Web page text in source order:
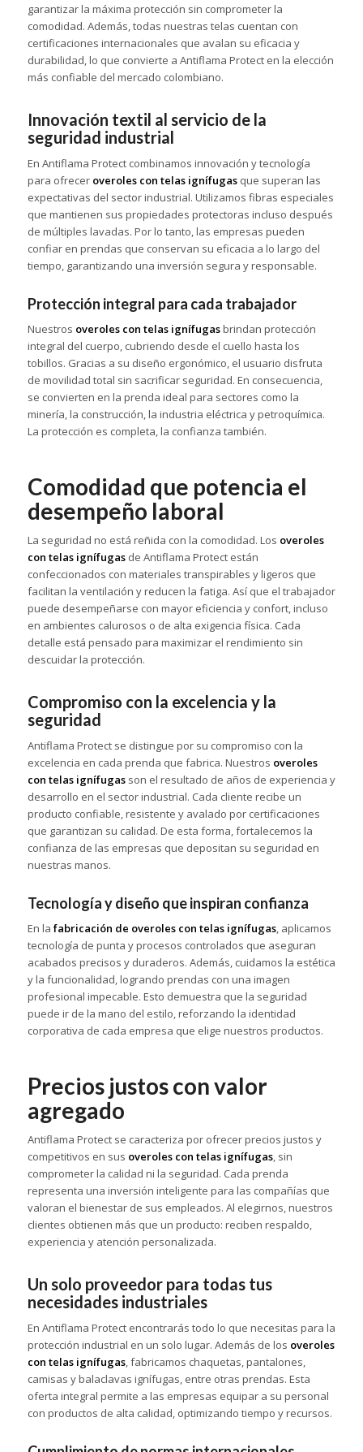
garantizar la máxima protección sin comprometer la
comodidad. Además, todas nuestras telas cuentan con
certificaciones internacionales que avalan su eficacia y
durabilidad, lo que convierte a Antiflama Protect en la elección
más confiable del mercado colombiano.
Innovación textil al servicio de la
seguridad industrial
En Antiflama Protect combinamos innovación y tecnología
para ofrecer overoles con telas ignífugasque superan las
expectativas del sector industrial. Utilizamos fibras especiales
que mantienen sus propiedades protectoras incluso después
de múltiples lavadas. Por lo tanto, las empresas pueden
confiar en prendas que conservan su eficacia a lo largo del
tiempo, garantizando una inversión segura y responsable.
Protección integral para cada trabajador
Nuestros overoles con telas ignífugasbrindan protección
integral del cuerpo, cubriendo desde el cuello hasta los
tobillos. Gracias a su diseño ergonómico, el usuario disfruta
de movilidad total sin sacrificar seguridad. En consecuencia,
se convierten en la prenda ideal para sectores como la
minería, la construcción, la industria eléctrica y petroquímica.
La protección es completa, la confianza también.
Comodidad que potencia el
desempeño laboral
La seguridad no está reñida con la comodidad. Los overoles
con telas ignífugasde Antiflama Protect están
confeccionados con materiales transpirables y ligeros que
facilitan la ventilación y reducen la fatiga. Así que el trabajador
puede desempeñarse con mayor eficiencia y confort, incluso
en ambientes calurosos o de alta exigencia física. Cada
detalle está pensado para maximizar el rendimiento sin
descuidar la protección.
Compromiso con la excelencia y la
seguridad
Antiflama Protect se distingue por su compromiso con la
excelencia en cada prenda que fabrica. Nuestros overoles
con telas ignífugasson el resultado de años de experiencia y
desarrollo en el sector industrial. Cada cliente recibe un
producto confiable, resistente y avalado por certificaciones
que garantizan su calidad. De esta forma, fortalecemos la
confianza de las empresas que depositan su seguridad en
nuestras manos.
Tecnología y diseño que inspiran confianza
En la fabricación de overoles con telas ignífugas, aplicamos
tecnología de punta y procesos controlados que aseguran
acabados precisos y duraderos. Además, cuidamos la estética
y la funcionalidad, logrando prendas con una imagen
profesional impecable. Esto demuestra que la seguridad
puede ir de la mano del estilo, reforzando la identidad
corporativa de cada empresa que elige nuestros productos.
Precios justos con valor
agregado
Antiflama Protect se caracteriza por ofrecer precios justos y
competitivos en sus overoles con telas ignífugas, sin
comprometer la calidad ni la seguridad. Cada prenda
representa una inversión inteligente para las compañías que
valoran el bienestar de sus empleados. Al elegirnos, nuestros
clientes obtienen más que un producto: reciben respaldo,
experiencia y atención personalizada.
Un solo proveedor para todas tus
necesidades industriales
En Antiflama Protect encontrarás todo lo que necesitas para la
protección industrial en un solo lugar. Además de los overoles
con telas ignífugas, fabricamos chaquetas, pantalones,
camisas y balaclavas ignífugas, entre otras prendas. Esta
oferta integral permite a las empresas equipar a su personal
con productos de alta calidad, optimizando tiempo y recursos.